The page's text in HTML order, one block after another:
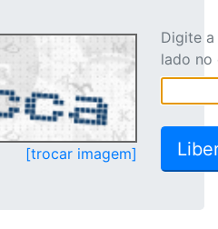
[trocar imagem]
Digite
lado no